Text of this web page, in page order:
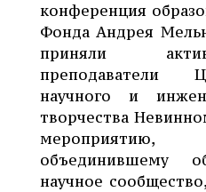
конференция
Фонда Андрея
приняли
преподаватели
научного и
творчества
мероприятию,
объединившему
научное